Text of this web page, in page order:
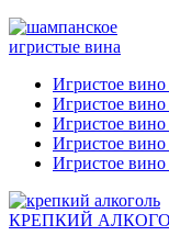
игристые вина
Игристое
Игристое
Игристое
Игристое
Игристое вино
КРЕПКИЙ